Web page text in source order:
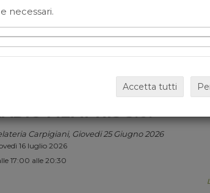
HAPPY HOUR GRECO CON
MEMPHIS 3.0.
Carpigiani, Giovedi 25 Giugno 2026
16 luglio 2026
17:00 alle 20:30
necessari.
Accetta tutti